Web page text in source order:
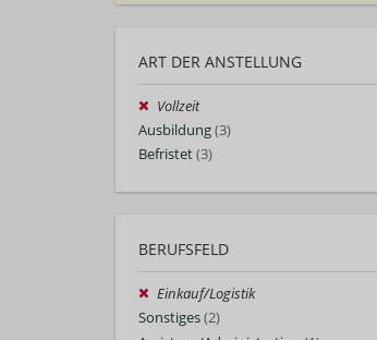
ART DER ANSTELLUNG
Vollzeit
Ausbildung(3)
Befristet(3)
BERUFSFELD
Einkauf/Logistik
Sonstiges(2)